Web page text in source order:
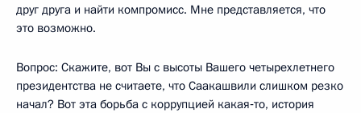
друг друга и найти компромисс. Мне представляется, что
это возможно.
Вопрос: Скажите, вот Вы с высоты Вашего четырехлетнего
президентства не считаете, что Саакашвили слишком резко
начал? Вот эта борьба с коррупцией какая‑то, история